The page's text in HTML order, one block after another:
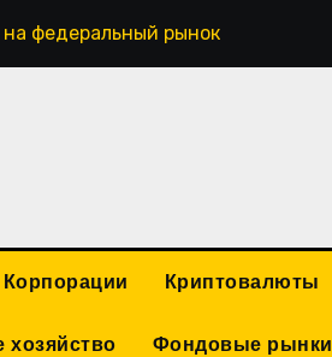
федеральный рынок
Корпорации Криптовалюты
хозяйство Фондовые рынки